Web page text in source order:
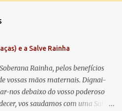
e a Salve Rainha
Rainha, pelos benefícios
vossas mãos maternais. Dignai-
nos debaixo do vosso poderoso
vos saudamos com uma Salve